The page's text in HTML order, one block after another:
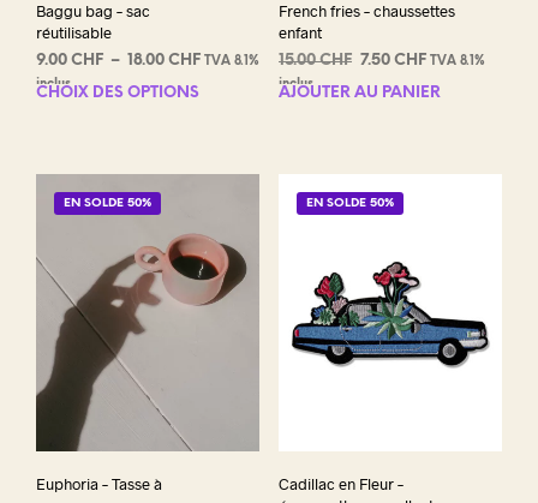
Baggu bag – sac
réutilisable
9.00 CHF – 18.00 CHFPlage
18.00 CHF
TVA 8.1%
inclus
CHOIX DES OPTIONS
Ce
plusieurs
variations.
choisies
produit
French fries – chaussettes
enfant
15.00CHF Le
prix
7.50 CHFLe
prix
TVA 8.1%
inclus
AJOUTER AU PANIER
EN SOLDE 50%
Euphoria – Tasse à
EN SOLDE 50%
Cadillac en Fleur –